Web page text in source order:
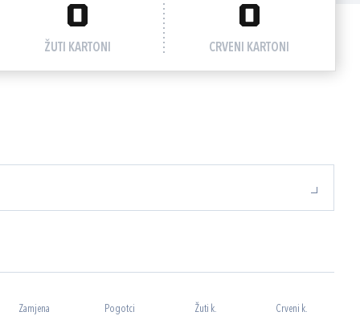
0
ŽUTI KARTONI
0
CRVENI KARTONI
Zamjena Pogotci Žuti k. Crveni k.